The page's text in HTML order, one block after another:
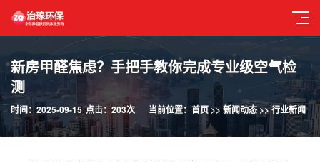
新房甲醛焦虑？手把手教你完成专业级空气检
测
当前位置： 首页>>新闻动态>>行业新闻
时间：2025-09-15 点击：203次